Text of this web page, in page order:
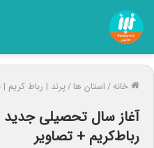
خانه/استان ها/پرند | رباط کریم |
آغاز سال تحصیلی
رباط‌کریم + تصاویر